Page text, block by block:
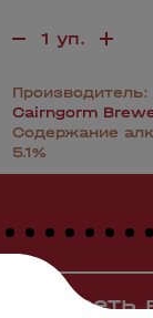
Производитель:
Cairngorm
Содержание
5.1%
Смотреть